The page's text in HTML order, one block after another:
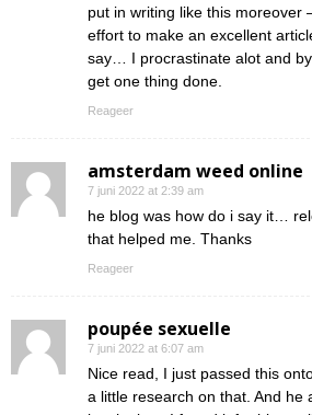
put in writing like this moreover
effort to make an excellent
say… I procrastinate alot and
get one thing done.
Reageer
amsterdam weed online
7 juni 2022 at 2:39 am
he blog was how do i say it…
that helped me. Thanks
Reageer
poupée sexuelle
7 juni 2022 at 6:07 am
Nice read, I just passed this
a little research on that. And he